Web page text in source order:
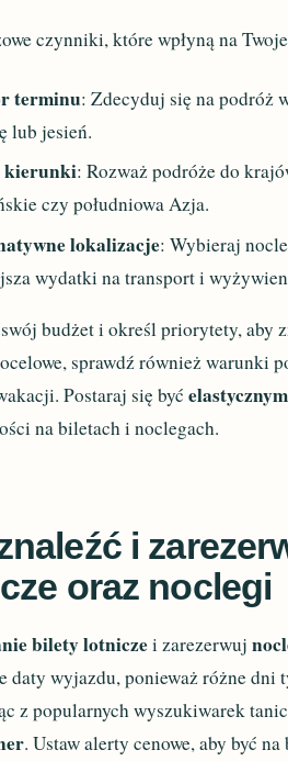
czynniki, które wpłyną na
terminu: Zdecyduj się na podróż
lub jesień.
kierunki: Rozważ podróże do
czy południowa Azja.
lokalizacje: Wybieraj
wydatki na transport i
budżet i określ priorytety, aby
sprawdź również warunki
Postaraj się byćelastycznym
na biletach i noclegach.
i
oraz noclegi
bilety lotniczei zarezerwuj
daty wyjazdu, ponieważ różne dni
z popularnych wyszukiwarek
. Ustaw alerty cenowe, aby być